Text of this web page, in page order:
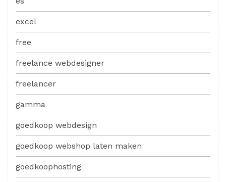
excel
free
freelance webdesigner
freelancer
gamma
goedkoop webdesign
goedkoop webshop laten maken
goedkoophosting